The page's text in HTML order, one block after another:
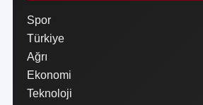
Spor
Türkiye
Ağrı
Ekonomi
Teknoloji